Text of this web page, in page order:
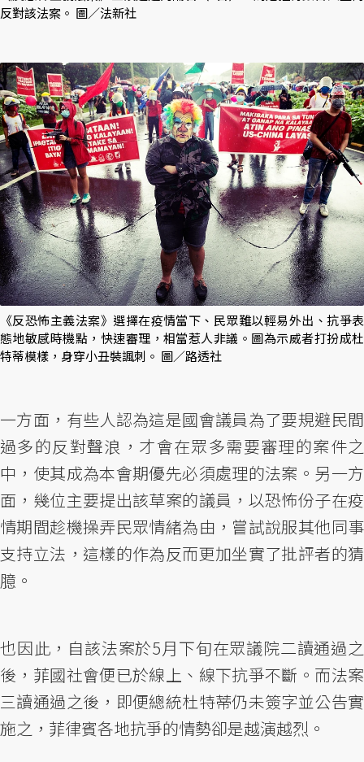
反對該法案。 圖／法新社
《反恐怖主義法案》選擇在疫情當下、民眾難以輕易外出、抗爭表
態地敏感時機點，快速審理，相當惹人非議。圖為示威者打扮成杜
特蒂模樣，身穿小丑裝諷刺。 圖／路透社
一方面，有些人認為這是國會議員為了要規避民間
過多的反對聲浪，才會在眾多需要審理的案件之
中，使其成為本會期優先必須處理的法案。另一方
面，幾位主要提出該草案的議員，以恐怖份子在疫
情期間趁機操弄民眾情緒為由，嘗試說服其他同事
支持立法，這樣的作為反而更加坐實了批評者的猜
臆。
也因此，自該法案於5月下旬在眾議院二讀通過之
後，菲國社會便已於線上、線下抗爭不斷。而法案
三讀通過之後，即便總統杜特蒂仍未簽字並公告實
施之，菲律賓各地抗爭的情勢卻是越演越烈。